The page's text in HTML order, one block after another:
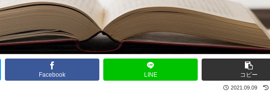
Facebook LINE コピー
2021.09.09